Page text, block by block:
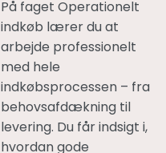
På faget Operationelt
indkøb lærer du at
arbejde professionelt
med hele
indkøbsprocessen – fra
behovsafdækning til
levering. Du får indsigt i,
hvordan gode